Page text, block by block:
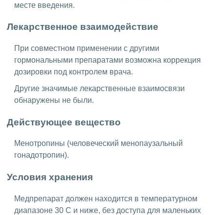
месте введения.
Лекарственное взаимодействие
При совместном применении с другими
гормональными препаратами возможна коррекция
дозировки под контролем врача.
Другие значимые лекарственные взаимосвязи
обнаружены не были.
Действующее вещество
Менотропины (человеческий менопаузальный
гонадотропин).
Условия хранения
Медпрепарат должен находится в температурном
диапазоне 30 С и ниже, без доступа для маленьких